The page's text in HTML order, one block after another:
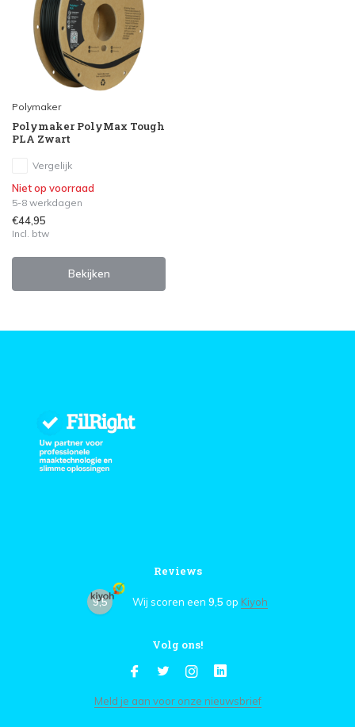
Polymaker
Polymaker PolyMax Tough
PLA Zwart
Vergelijk
Niet op voorraad
5-8 werkdagen
€44,95
Incl. btw
Bekijken
Reviews
9,5 Wij scoren een 9,5 op Kiyoh
Volg ons!
Meld je aan voor onze nieuwsbrief